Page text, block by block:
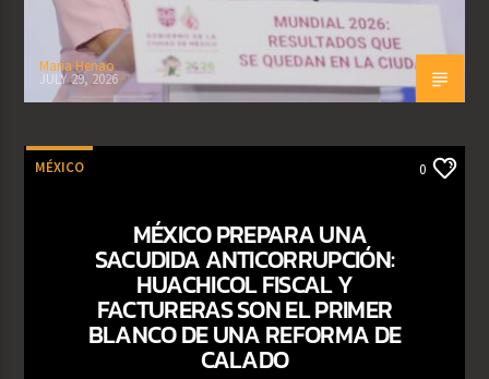
Maria Henao
JULY 29, 2026
MÉXICO 0
MÉXICO PREPARA UNA
SACUDIDA ANTICORRUPCIÓN:
HUACHICOL FISCAL Y
FACTURERAS SON EL PRIMER
BLANCO DE UNA REFORMA DE
CALADO